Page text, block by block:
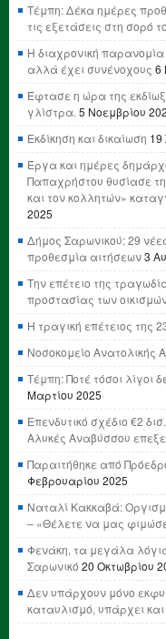
Τέμπη: Δέκα ημέρες
τις εξετάσεις στη σορό
Η διαχρονική
αλλά έχει συνένοχους 6
Έφτασε η ώρα της
γλίστρα. 5 Νοεμβρίου
Εκδίκηση και δικαίωση 19
Έργα και ημέρες
Παπαχρήστου θυσίασε
και τον κολλητών»
2025
Δήμος Σαρωνικού: 29
προθεσμία αιτήσεων3
Την επέτειο της
προστασίας των
Η τραγική επέτειος της
Νοσοκομείο Ανατολικής
Τέμπη: Ποτέ τόσοι λίγοι
Μαρτίου 2025
Επενδυτικό σχέδιο €2
Αλυκές Αναβύσσου
Παραιτήθηκε από
Φεβρουαρίου 2025
Ναταλί Κακκαβά:
– «Θέλετε να μας
Φενάκη, τα μεγάλα
Σαρωνικό 20 Οκτωβρίου
Δεν υπάρχουν μόνο
καταυλισμό, υπάρχει